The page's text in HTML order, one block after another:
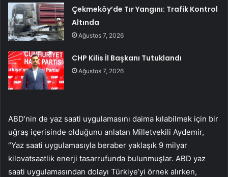
Çekmeköy’de Tır Yangını: Trafik Kontrol
Altında
Ağustos 7, 2026
CHP Kilis İl Başkanı Tutuklandı
Ağustos 7, 2026
ABD’nin de yaz saati uygulamasını daima kılabilmek için bir
uğraş içerisinde olduğunu anlatan Milletvekili Aydemir,
“Yaz saati uygulamasıyla beraber yaklaşık 9 milyar
kilovatsaatlik enerji tasarrufunda bulunmuşlar. ABD yaz
saati uygulamasından dolayı Türkiye’yi örnek alırken,